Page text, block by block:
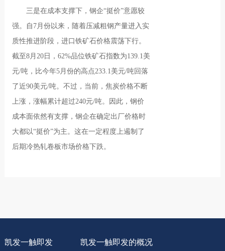
三是在成本支撑下，钢企“挺价”意愿较
强。自7月份以来，随着压减粗钢产量进入实
质性推进阶段，进口铁矿石价格震荡下行。
截至8月20日，62%品位铁矿石指数为139.1美
元/吨，比今年5月份的高点233.1美元/吨回落
了近90美元/吨。不过，当前，焦炭价格不断
上涨，涨幅累计超过240元/吨。因此，钢价
成本面依然有支撑，钢企在确定出厂价格时
大都以“挺价”为主。这在一定程度上遏制了
后期冷热轧卷板市场价格下跌。
凯发一触即发 凯发一触即发的概况